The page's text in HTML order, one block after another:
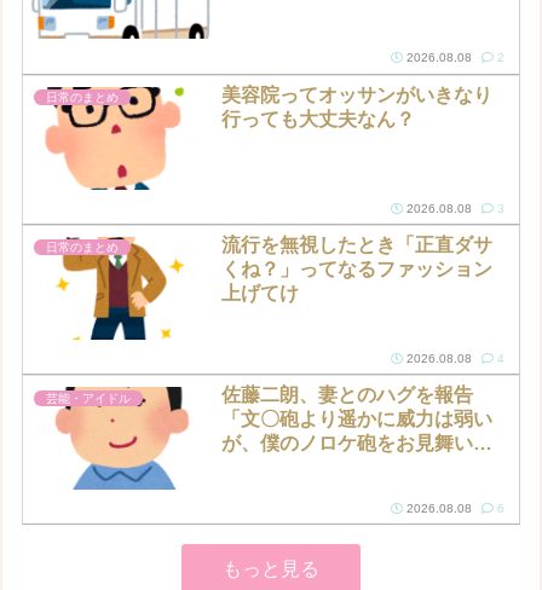
2026.08.08 2
日常のまとめ
美容院ってオッサンがいきなり
行っても大丈夫なん？
2026.08.08 3
日常のまとめ
流行を無視したとき「正直ダサ
くね？」ってなるファッション
上げてけ
2026.08.08 4
芸能・アイドル
佐藤二朗、妻とのハグを報告
「文〇砲より遥かに威力は弱い
が、僕のノロケ砲をお見舞いす
2026.08.08 6
もっと見る